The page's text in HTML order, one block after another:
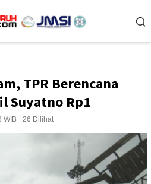
TPR Berencana
Suyatno Rp1
WIB 26 Dilihat